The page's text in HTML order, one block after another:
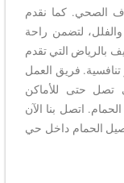
الصحي. كما نقدم
لتضمن راحة
بالرياض التي تقدم
تنافسية. فريق العمل
تصل حتى للأماكن
اتصل بنا الآن
الحمام داخل حي